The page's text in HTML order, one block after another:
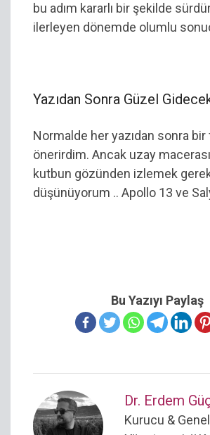
bu adım kararlı bir şekilde
ilerleyen dönemde olumlu
Yazıdan Sonra Güzel
Normalde her yazıdan sonra
önerirdim. Ancak uzay
kutbun gözünden izlemek
düşünüyorum .. Apollo 13 ve
Bu Yazıyı Paylaş
Dr. Erdem
Kurucu & Genel